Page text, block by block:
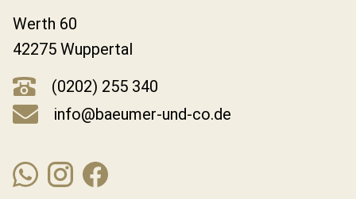
Werth 60
42275 Wuppertal
(0202) 255 340
info@baeumer-und-co.de